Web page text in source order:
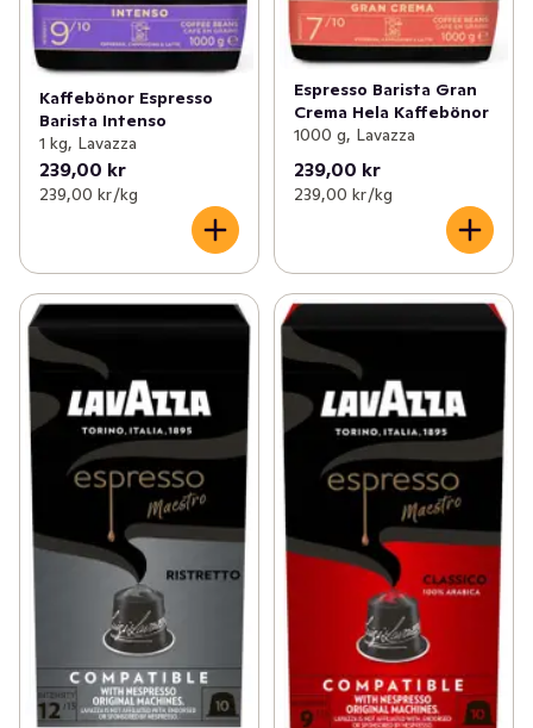
Kaffebönor Espresso
Barista Intenso
1 kg, Lavazza
239,00 kr
239,00 kr /kg
Espresso Barista Gran
Crema Hela Kaffebönor
1000 g, Lavazza
239,00 kr
239,00 kr /kg